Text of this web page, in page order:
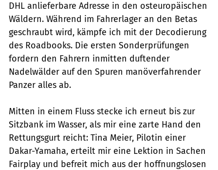
DHL anlieferbare Adresse in den osteuropäischen
Wäldern. Während im Fahrerlager an den Betas
geschraubt wird, kämpfe ich mit der Decodierung
des Roadbooks. Die ersten Sonderprüfungen
fordern den Fahrern inmitten duftender
Nadelwälder auf den Spuren manöverfahrender
Panzer alles ab.
Mitten in einem Fluss stecke ich erneut bis zur
Sitzbank im Wasser, als mir eine zarte Hand den
Rettungsgurt reicht: Tina Meier, Pilotin einer
Dakar-Yamaha, erteilt mir eine Lektion in Sachen
Fairplay und befreit mich aus der hoffnungslosen